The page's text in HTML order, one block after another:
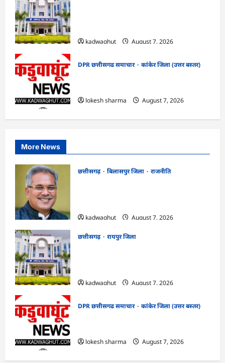
kadwaghut
August 7, 2026
DPR छत्तीसगढ समाचार
कांकेर जिला (उत्तर बस्तर)
lokesh sharma
August 7, 2026
More News
छत्तीसगढ़ बिलासपुर जिला
राजनीति
kadwaghut
August 7, 2026
छत्तीसगढ़
रायपुर जिला
kadwaghut
August 7, 2026
DPR छत्तीसगढ समाचार
कांकेर जिला (उत्तर बस्तर)
lokesh sharma
August 7, 2026